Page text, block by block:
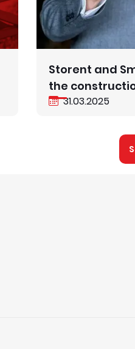
Storent and
the
31.03.2025